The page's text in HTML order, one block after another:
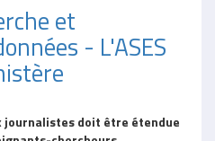
et
- L'ASES
journalistes doit être étendue